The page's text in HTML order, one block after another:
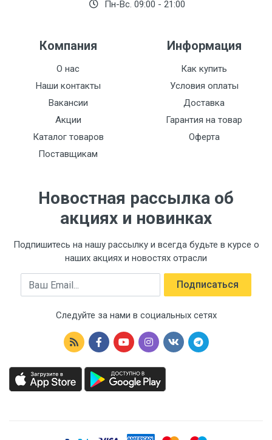
Пн-Вс. 09:00 - 21:00
Компания
О нас
Наши контакты
Вакансии
Акции
Каталог товаров
Поставщикам
Информация
Как купить
Условия оплаты
Доставка
Гарантия на товар
Оферта
Новостная рассылка об
акциях и новинках
Подпишитесь на нашу рассылку и всегда будьте в курсе о
наших акциях и новостях отрасли
Email Подписаться
Следуйте за нами в социальных сетях